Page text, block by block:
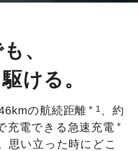
、
ける。
の航続距離 ＊1、約
充電できる急速充電 ＊
思い立った時にどこ